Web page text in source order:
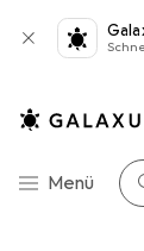
Navigation
Menü